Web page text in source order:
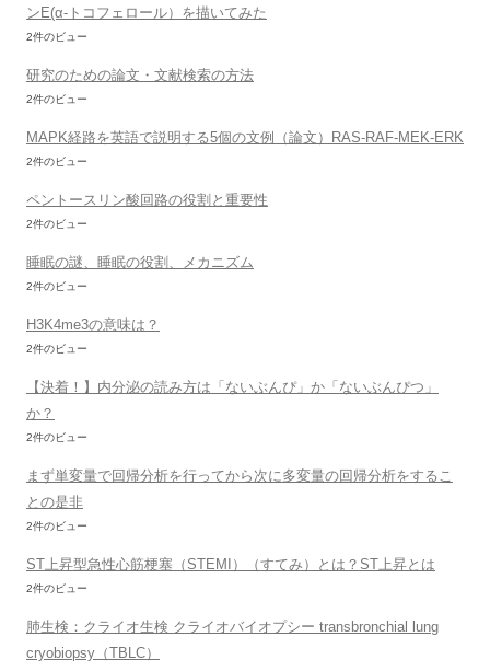
ンE(α-トコフェロール）を描いてみた
2件のビュー
研究のための論文・文献検索の方法
2件のビュー
MAPK経路を英語で説明する5個の文例（論文）RAS-RAF-MEK-ERK
2件のビュー
ペントースリン酸回路の役割と重要性
2件のビュー
睡眠の謎、睡眠の役割、メカニズム
2件のビュー
H3K4me3の意味は？
2件のビュー
【決着！】内分泌の読み方は「ないぶんぴ」か「ないぶんぴつ」
か？
2件のビュー
まず単変量で回帰分析を行ってから次に多変量の回帰分析をするこ
との是非
2件のビュー
ST上昇型急性心筋梗塞（STEMI）（すてみ）とは？ST上昇とは
2件のビュー
肺生検：クライオ生検 クライオバイオプシー transbronchial lung
cryobiopsy（TBLC）